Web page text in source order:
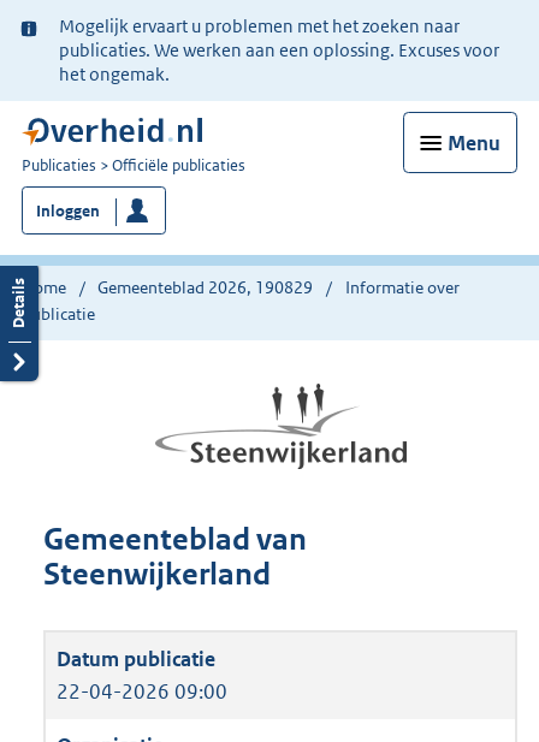
Ter
informatie:
Mogelijk ervaart u problemen met het zoeken naar
publicaties. We werken aan een oplossing. Excuses voor
het ongemak.
Menu
U
bent
nu
hier:
Publicaties Officiële publicaties
Inloggen
Home Gemeenteblad 2026, 190829
Informatie over
publicatie
Gemeenteblad van
Steenwijkerland
22-04-2026 09:00